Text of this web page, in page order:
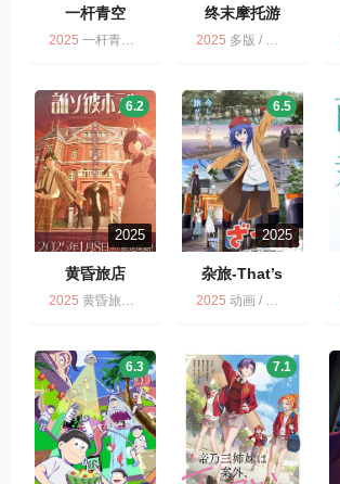
一杆青空
2025 一杆青空 / 多版 / 动画
终末摩托游
2025 多版 / 动画 / 终末摩托游
2025
黄昏旅店
6.2
2025 黄昏旅店 / 多版 / 动画
2025
杂旅-That’s
Journey- ざつ旅-
6.5
2025 动画 / 多版
6.3 7.1